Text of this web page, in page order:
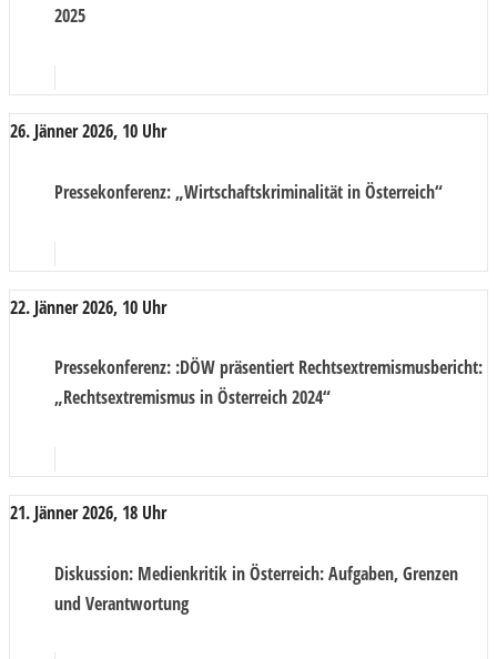
2025
26. Jänner 2026, 10 Uhr
Pressekonferenz: „Wirtschaftskriminalität in Österreich“
22. Jänner 2026, 10 Uhr
Pressekonferenz: :DÖW präsentiert Rechtsextremismusbericht:
„Rechtsextremismus in Österreich 2024“
21. Jänner 2026, 18 Uhr
Diskussion: Medienkritik in Österreich: Aufgaben, Grenzen
und Verantwortung